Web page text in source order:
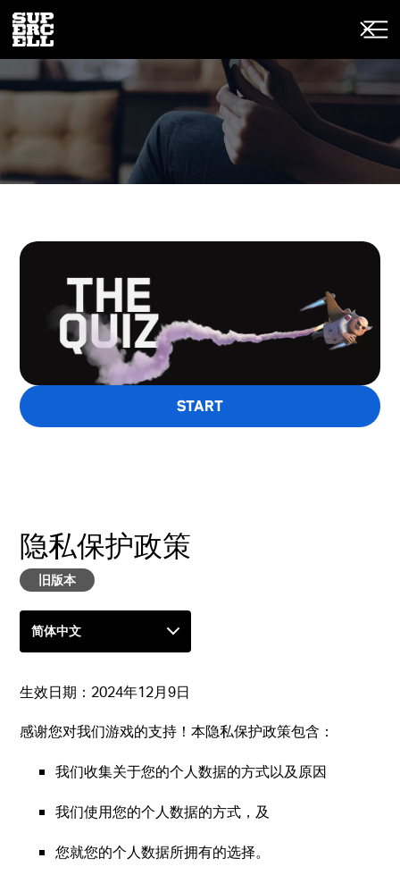
START
隐私保护政策
旧版本
生效日期： 2024年12月9日
感谢您对我们游戏的支持！本隐私保护政策包含：
我们收集关于您的个人数据的方式以及原因
我们使用您的个人数据的方式，及
您就您的个人数据所拥有的选择。